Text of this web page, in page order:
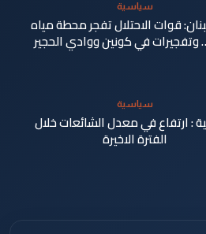
سياسية
قوات الاحتلال تفجر محطة مياه
في كونين ووادي الحجير
سياسية
: ارتفاع في معدل الشائعات خلال
الفترة الاخيرة